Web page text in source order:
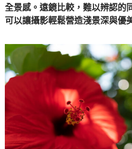
全景感。遠鏡比較，難以辨認的
可以讓攝影輕鬆營造淺景深與優